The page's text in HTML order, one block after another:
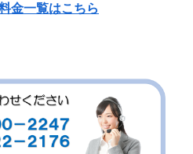
金一覧はこちら